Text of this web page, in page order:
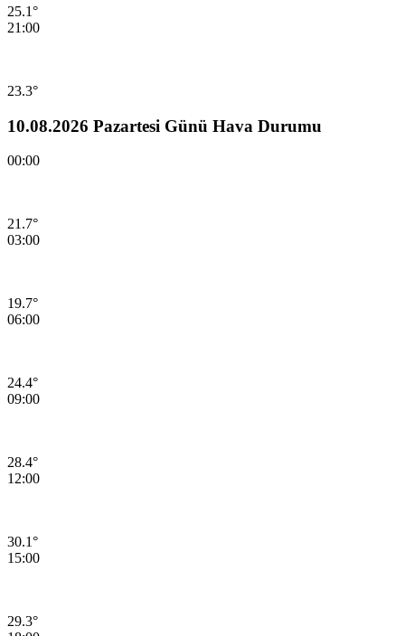
25.1°
21:00
23.3°
10.08.2026 Pazartesi Günü Hava Durumu
00:00
21.7°
03:00
19.7°
06:00
24.4°
09:00
28.4°
12:00
30.1°
15:00
29.3°